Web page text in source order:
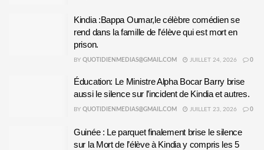
Kindia :Bappa Oumar,le célèbre comédien se
rend dans la famille de l’élève qui est mort en
prison.
BY QUOTIDIENMEDIAS@GMAIL.COM JUILLET 24, 2026 0
Éducation: Le Ministre Alpha Bocar Barry brise
aussi le silence sur l’incident de Kindia et autres.
BY QUOTIDIENMEDIAS@GMAIL.COM JUILLET 23, 2026 0
Guinée : Le parquet finalement brise le silence
sur la Mort de l’élève à Kindia y compris les 5